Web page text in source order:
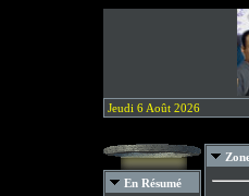
Jeudi 6 Août 2026
En Résumé